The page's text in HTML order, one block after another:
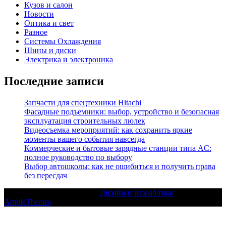
Кузов и салон
Новости
Оптика и свет
Разное
Системы Охлаждения
Шины и диски
Электрика и электроника
Последние записи
Запчасти для спецтехники Hitachi
Фасадные подъемники: выбор, устройство и безопасная
эксплуатация строительных люлек
Видеосъемка мероприятий: как сохранить яркие
моменты вашего события навсегда
Коммерческие и бытовые зарядные станции типа AC:
полное руководство по выбору
Выбор автошколы: как не ошибиться и получить права
без пересдач
Дизайн и разработка:
AmpleThemes